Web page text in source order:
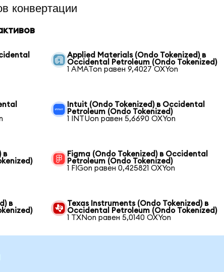
конвертации
Applied Materials (Ondo Tokenized) в
Occidental Petroleum (Ondo Tokenized)
1 AMATon равен 9,4027 OXYon
Intuit (Ondo Tokenized) в Occidental
Petroleum (Ondo Tokenized)
1 INTUon равен 5,6690 OXYon
в
Figma (Ondo Tokenized) в Occidental
Petroleum (Ondo Tokenized)
1 FIGon равен 0,425821 OXYon
в
Texas Instruments (Ondo Tokenized) в
Occidental Petroleum (Ondo Tokenized)
1 TXNon равен 5,0140 OXYon